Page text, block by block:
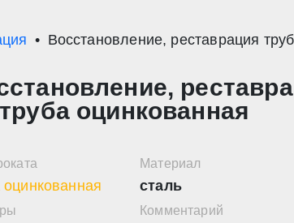
Восстановление, реставрация
оцинкованная
оцинкованная
Материал
сталь
Комментарий